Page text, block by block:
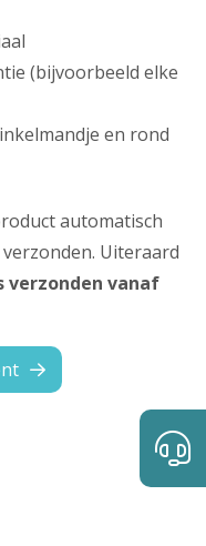
(bijvoorbeeld elke
en rond
automatisch
Uiteraard
vanaf